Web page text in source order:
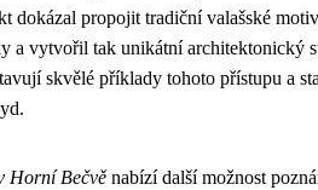
dokázal propojit tradiční valašské
a vytvořil tak unikátní architektonický
skvělé příklady tohoto přístupu a
Horní Bečvě nabízí další možnost